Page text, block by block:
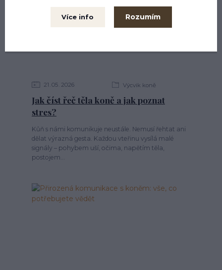
21 05 2026 Výcvik koně
Jak číst řeč těla koně a jak poznat
stres?
Kůň s námi komunikuje neustále. Nemusí řehtat ani
dělat výrazná gesta. Každou vteřinu vysílá malé
signály – pohybem uší, očima, napětím těla,
postojem...
Více info Rozumím